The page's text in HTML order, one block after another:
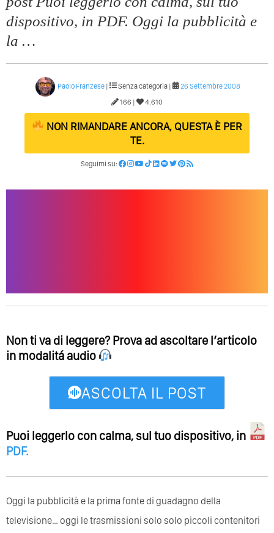
dispositivo, in PDF. Oggi la pubblicità e
la …
Paolo Franzese| Senza categoria |
26 Settembre 2008
166 |
4.610
NON RIMANDARE ANCORA, QUESTA È PER
TE.
Seguimi su:
Non ti va di leggere? Prova ad ascoltare l’articolo
in modalitá audio
ASCOLTA IL POST
Puoi leggerlo con calma, sul tuo dispositivo, in
PDF.
Oggi la pubblicità e la prima fonte di guadagno della
televisione… oggi le trasmissioni solo solo piccoli contenitori